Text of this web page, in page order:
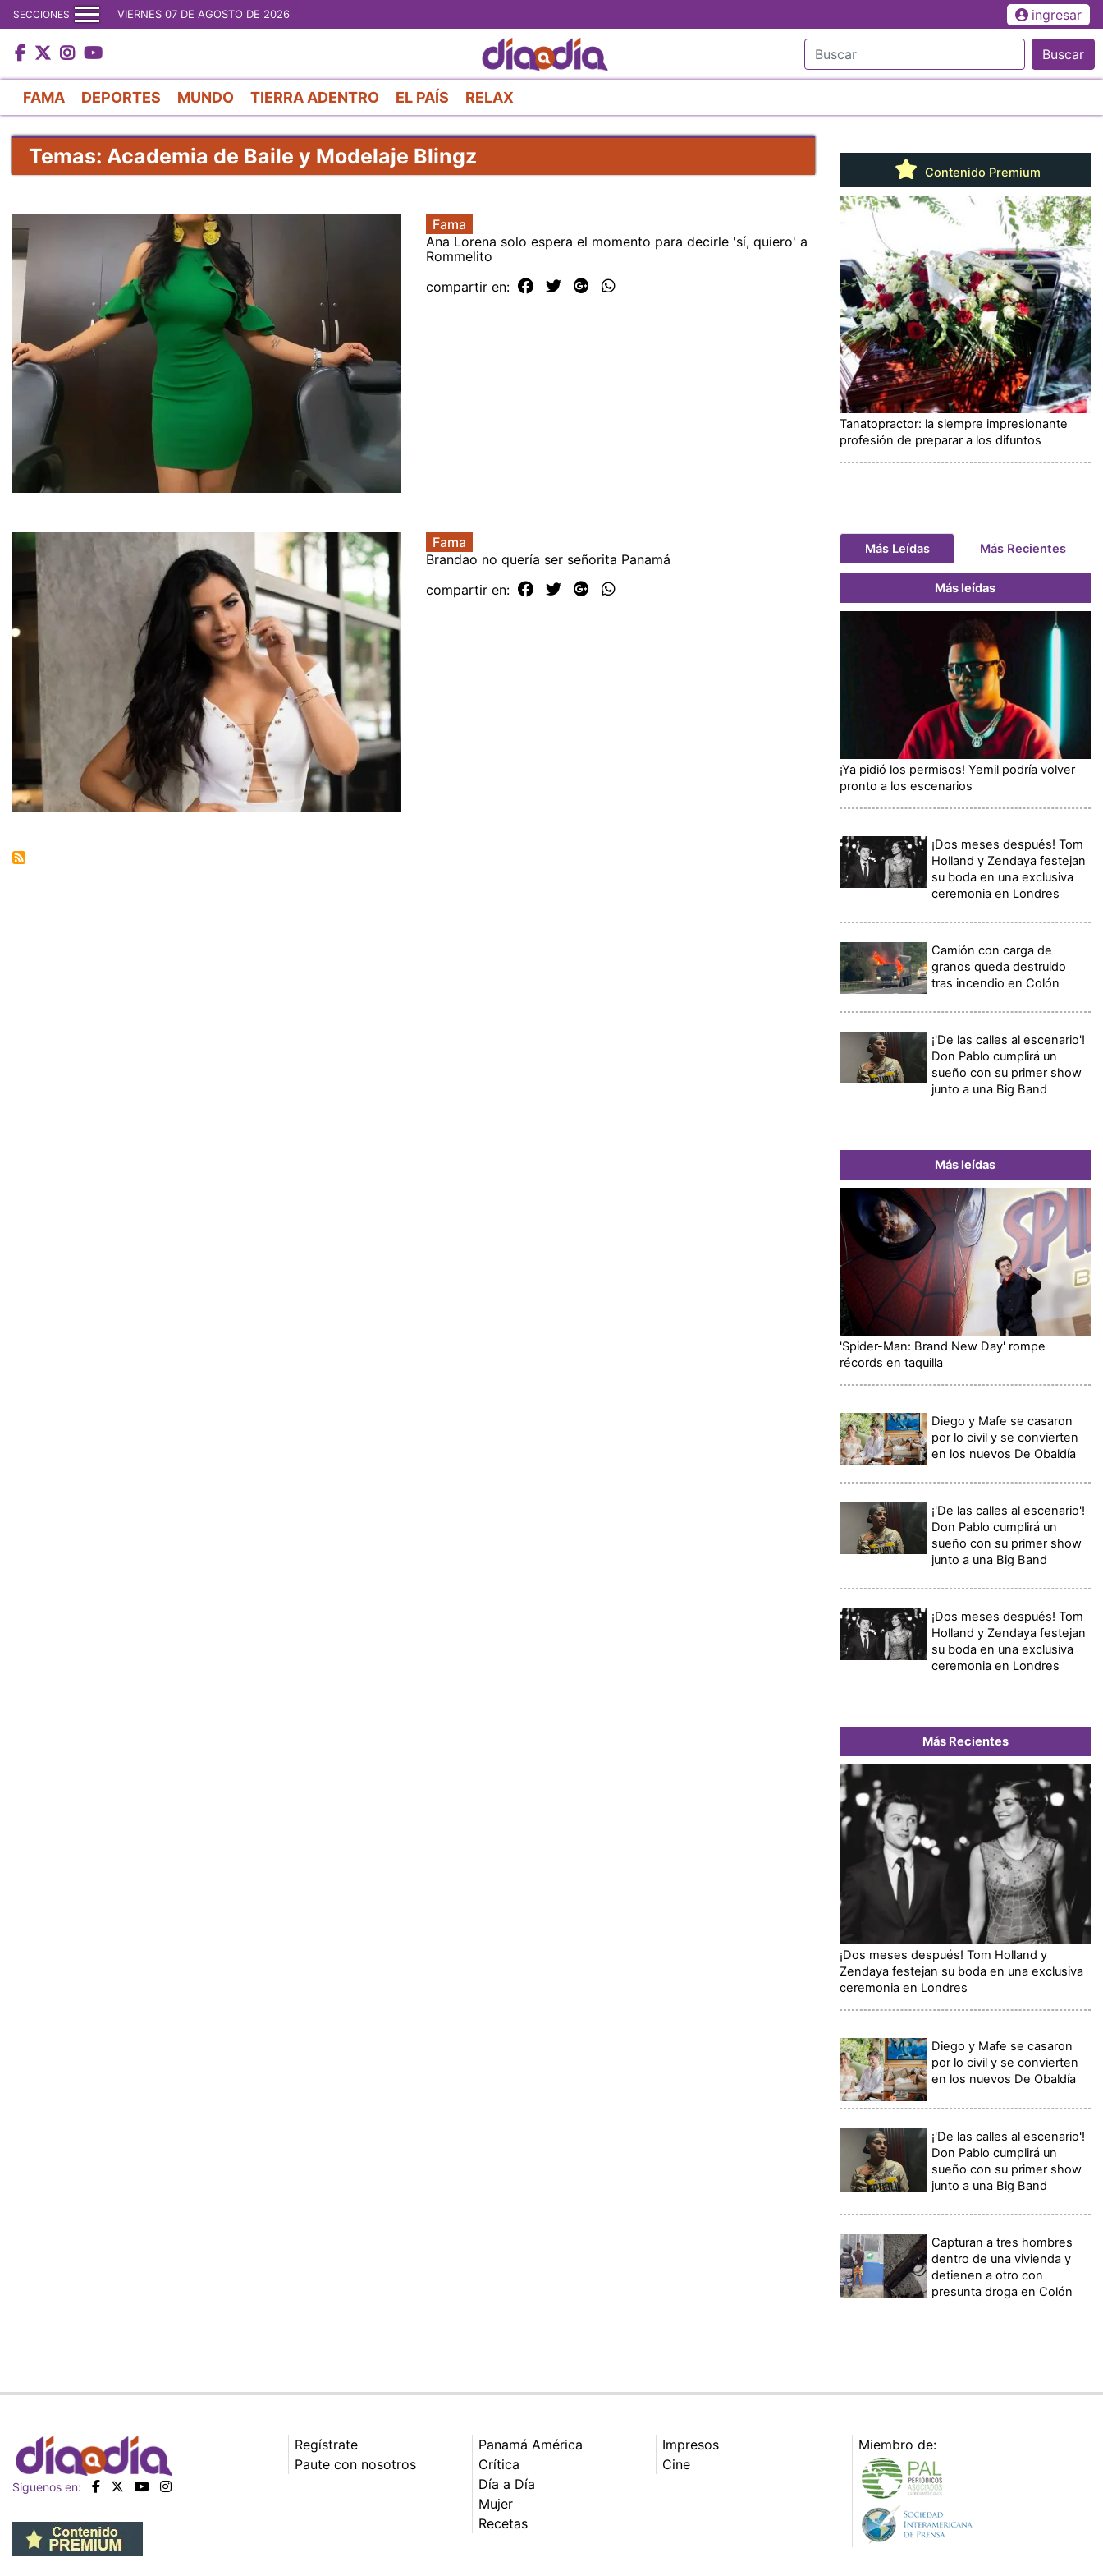
al
contenido
principal
SECCIONES VIERNES 07 DE AGOSTO DE 2026 ingresar
Buscar
FAMA DEPORTES MUNDO TIERRA ADENTRO EL PAÍS RELAX
Temas: Academia de Baile y Modelaje Blingz
Fama
Ana Lorena solo espera el momento para decirle 'sí, quiero' a
Rommelito
compartir en:
Fama
Brandao no quería ser señorita Panamá
compartir en:
Contenido Premium
Tanatopractor: la siempre impresionante
profesión de preparar a los difuntos
Más Leídas Más Recientes
Más leídas
¡Ya pidió los permisos! Yemil podría volver
pronto a los escenarios
¡Dos meses después! Tom
Holland y Zendaya festejan
su boda en una exclusiva
ceremonia en Londres
Camión con carga de
granos queda destruido
tras incendio en Colón
¡'De las calles al escenario'!
Don Pablo cumplirá un
sueño con su primer show
junto a una Big Band
Más leídas
'Spider-Man: Brand New Day' rompe
récords en taquilla
Diego y Mafe se casaron
por lo civil y se convierten
en los nuevos De Obaldía
¡'De las calles al escenario'!
Don Pablo cumplirá un
sueño con su primer show
junto a una Big Band
¡Dos meses después! Tom
Holland y Zendaya festejan
su boda en una exclusiva
ceremonia en Londres
Más Recientes
¡Dos meses después! Tom Holland y
Zendaya festejan su boda en una exclusiva
ceremonia en Londres
Diego y Mafe se casaron
por lo civil y se convierten
en los nuevos De Obaldía
¡'De las calles al escenario'!
Don Pablo cumplirá un
sueño con su primer show
junto a una Big Band
Capturan a tres hombres
dentro de una vivienda y
detienen a otro con
presunta droga en Colón
Siguenos en:
Regístrate
Paute con nosotros
Panamá América
Crítica
Día a Día
Mujer
Recetas
Impresos
Cine
Miembro de: